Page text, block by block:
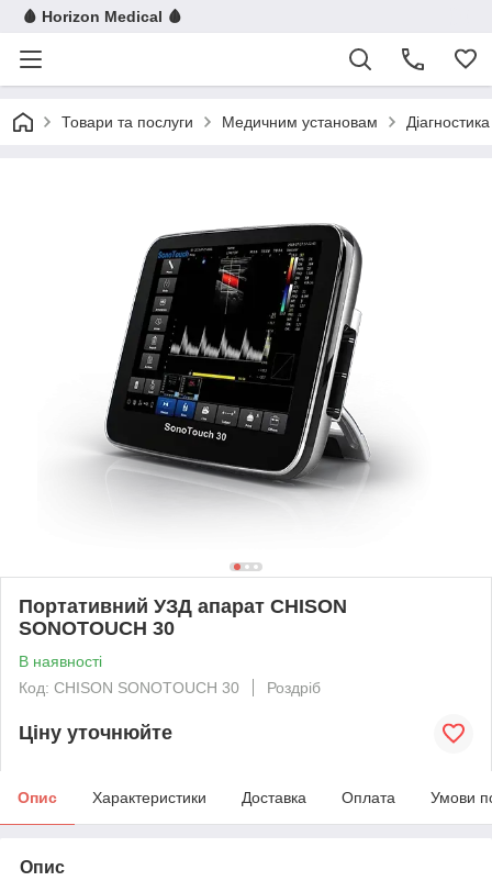
🩸 Horizon Medical 🩸
Товари та послуги Медичним установам Діагностика
Портативний УЗД апарат CHISON
SONOTOUCH 30
В наявності
Код: CHISON SONOTOUCH 30
Роздріб
Ціну уточнюйте
Опис Характеристики Доставка Оплата Умови
Опис